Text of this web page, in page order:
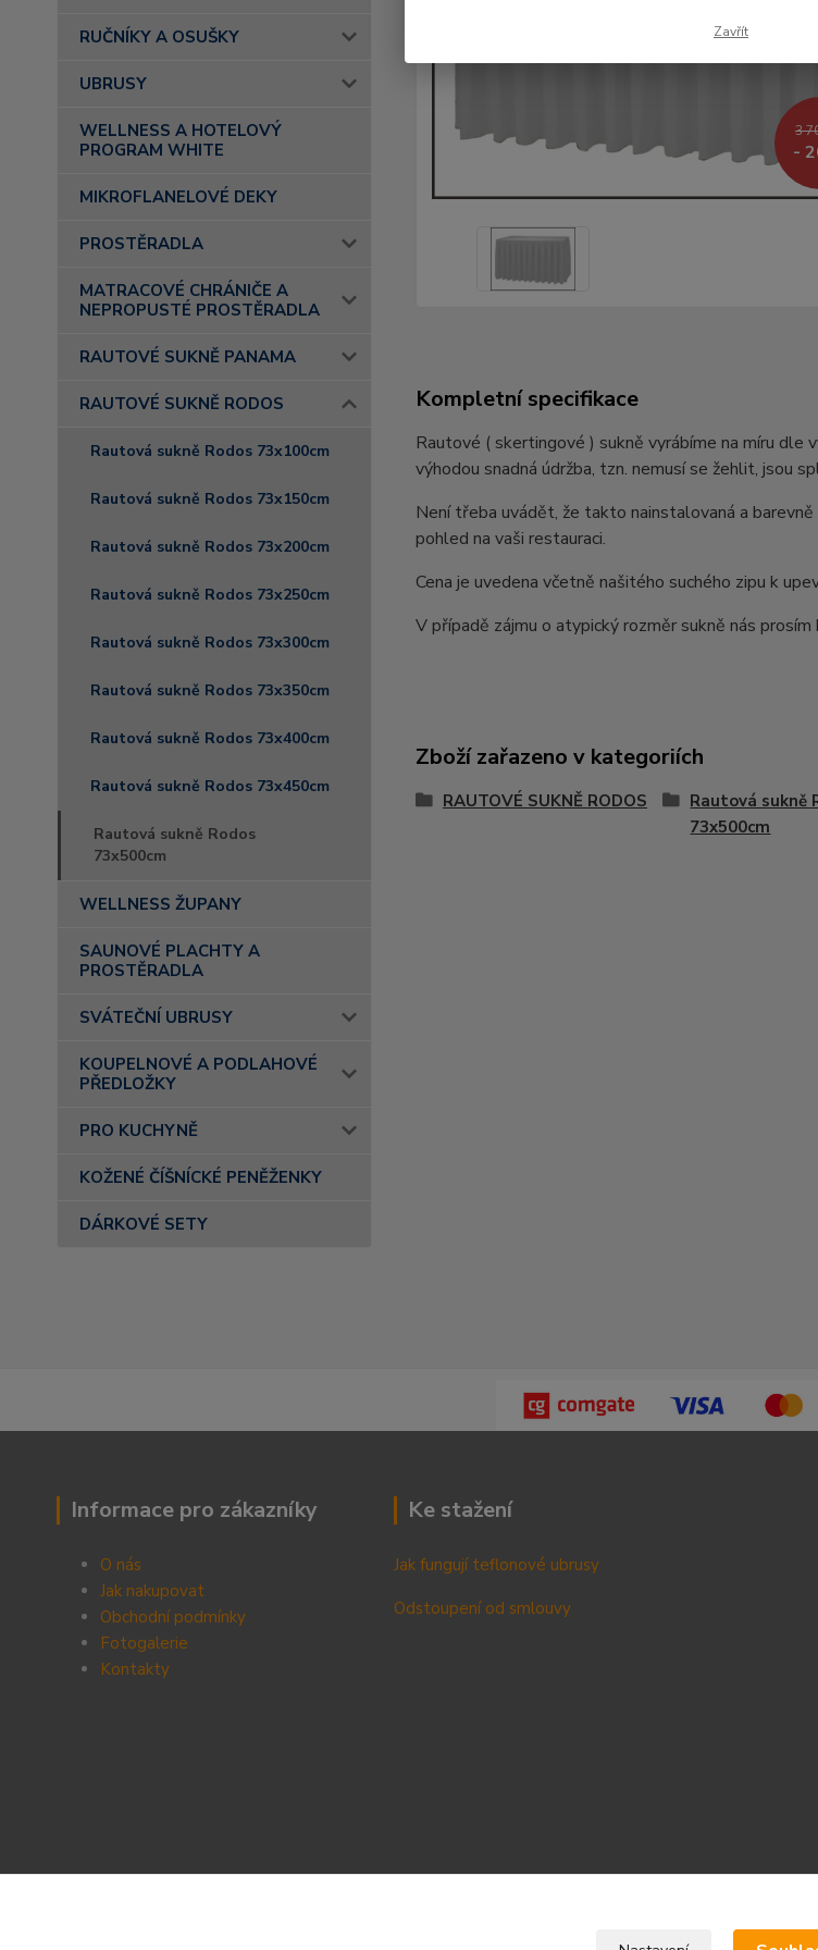
RUČNÍKY A OSUŠKY
UBRUSY
WELLNESS A HOTELOVÝ
PROGRAM WHITE
MIKROFLANELOVÉ DEKY
PROSTĚRADLA
MATRACOVÉ CHRÁNIČE A
NEPROPUSTÉ PROSTĚRADLA
RAUTOVÉ SUKNĚ PANAMA
RAUTOVÉ SUKNĚ RODOS
Rautová sukně Rodos 73x100cm
Rautová sukně Rodos 73x150cm
Rautová sukně Rodos 73x200cm
Rautová sukně Rodos 73x250cm
Rautová sukně Rodos 73x300cm
Rautová sukně Rodos 73x350cm
Rautová sukně Rodos 73x400cm
Rautová sukně Rodos 73x450cm
Rautová sukně Rodos
73x500cm
WELLNESS ŽUPANY
SAUNOVÉ PLACHTY A
PROSTĚRADLA
SVÁTEČNÍ UBRUSY
KOUPELNOVÉ A PODLAHOVÉ
PŘEDLOŽKY
PRO KUCHYNĚ
KOŽENÉ ČÍŠNÍCKÉ PENĚŽENKY
DÁRKOVÉ SETY
3
-
Kompletní specifikace
Rautové ( skertingové ) sukně vyrábíme na míru
výhodou snadná údržba, tzn. nemusí se žehlit, jsou
Není třeba uvádět, že takto nainstalovaná a
pohled na vaši restauraci.
Cena je uvedena včetně našitého suchého zipu k
V případě zájmu o atypický rozměr sukně nás
Zboží zařazeno v kategoriích
RAUTOVÉ SUKNĚ RODOS
Rautová sukně
73x500cm
Informace pro zákazníky
O nás
Jak nakupovat
Obchodní podmínky
Fotogalerie
Kontakty
Ke stažení
Jak fungují teflonové ubrusy
Odstoupení od smlouvy
Upravit sběr cookies.
Zavřít